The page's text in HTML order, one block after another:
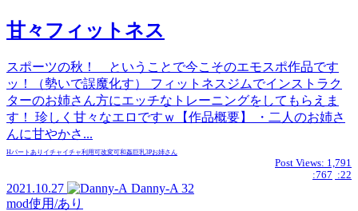
甘々フィットネス
スポーツの秋！ ということで今こそのエモスポ作品です
ッ！（勢いで誤魔化す） フィットネスジムでインストラク
ターのお姉さん方にエッチなトレーニングをしてもらえま
す！ 珍しく甘々なエロですｗ【作品概要】 ・二人のお姉さ
んに甘やかさ...
Hパートあり イチャイチャ利用可改変可和姦巨乳 3Pお姉さん
Post Views: 1,791
:767 :22
2021.10.27 Danny-A 32
mod使用/あり